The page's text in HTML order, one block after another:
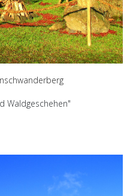
Waldgeschehen"